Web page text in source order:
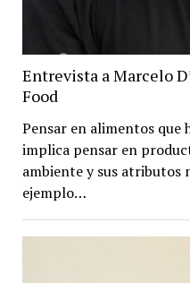
Entrevista a Marcelo
Food
Pensar en alimentos que
implica pensar en
ambiente y sus atributos
ejemplo…